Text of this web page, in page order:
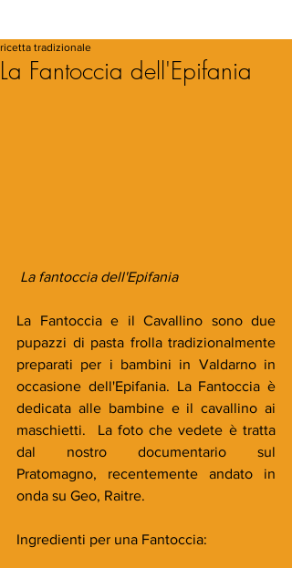
La Fantoccia dell'Epifania
ricetta tradizionale
La fantoccia dell'Epifania
La Fantoccia e il Cavallino sono due
pupazzi di pasta frolla tradizionalmente
preparati per i bambini in Valdarno in
occasione dell'Epifania. La Fantoccia è
dedicata alle bambine e il cavallino ai
maschietti.  La foto che vedete è tratta
dal nostro documentario sul
Pratomagno, recentemente andato in
onda su Geo, Raitre.
Ingredienti per una Fantoccia: